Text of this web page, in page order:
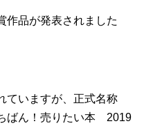
作品が発表されました
ていますが、正式名称
ばん！売りたい本 2019